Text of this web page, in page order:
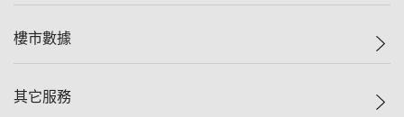
減價
美聯豪宅
自助放盤
查詢熱線
樓市數據
樓價指數
其它服務